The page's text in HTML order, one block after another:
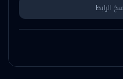
الرابط